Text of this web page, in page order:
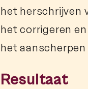
Resultaat
het herschrijven
het corrigeren
het